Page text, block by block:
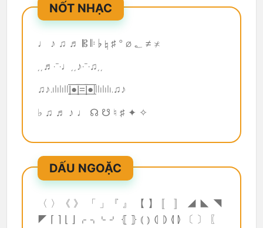
NỐT NHẠC
♩ ♪ ♫ ♬ 𝄡 𝄆 ♭ ♮ ♯ ° ø ؂ ≠ ≭
¸¸♬·¯·♩¸¸♪·¯·♫¸¸
♫♪.ılılıll|̲̅̅●̲̅̅|̲̅̅=̲̅̅|̲̅̅●̲̅̅|llılılı.♫♪
♭ ♫ ♬ ♪ ♩ ☊ ☋ ♮ ♯ ✦ ✧
DẤU NGOẶC
〈 〉《 》 「 」『 』 【 】 〚 〛 ◢ ◣ ◥
◤ ⌈ ⌉ ⌊ ⌋ ⌌ ⌍⌎ ⌏ ⦃ ⦄ ⦅ ⦆ ⦇ ⦈ ⦉ ⦊ 〔 〕 〖